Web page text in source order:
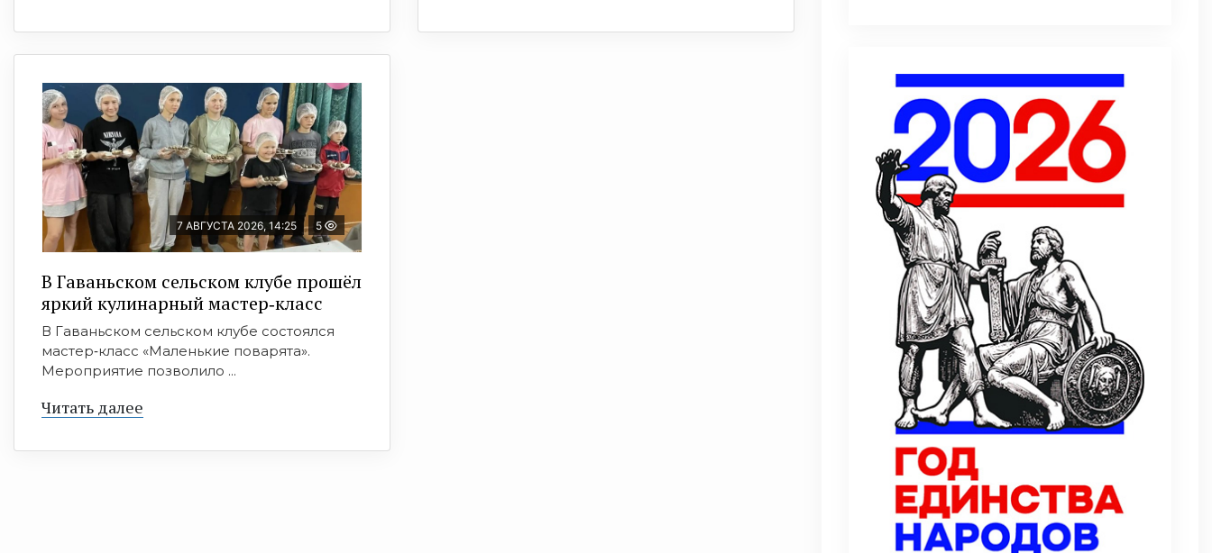
7 АВГУСТА 2026, 14:25 5
В Гаваньском сельском клубе прошёл
яркий кулинарный мастер‑класс
В Гаваньском сельском клубе состоялся
мастер‑класс «Маленькие поварята».
Мероприятие позволило ...
Читать далее